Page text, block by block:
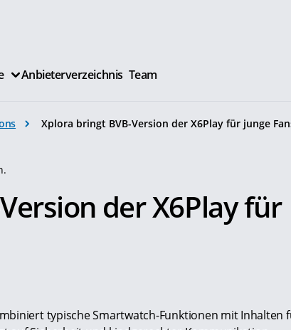
Anbieterverzeichnis Team
Xplora bringt BVB-Version der X6Play für junge
der X6Play für
typische Smartwatch-Funktionen mit Inhalten